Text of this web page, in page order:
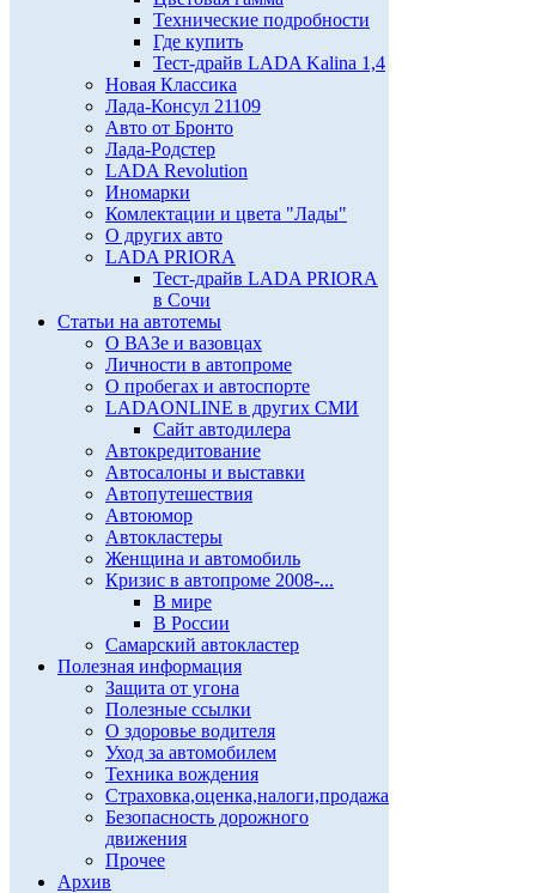
Технические подробности
Где купить
Тест-драйв LADA Kalina 1,4
Новая Классика
Лада-Консул 21109
Авто от Бронто
Лада-Родстер
LADA Revolution
Иномарки
Комлектации и цвета "Лады"
О других авто
LADA PRIORA
Тест-драйв LADA PRIORA
в Сочи
Статьи на автотемы
О ВАЗе и вазовцах
Личности в автопроме
О пробегах и автоспорте
LADAONLINE в других СМИ
Сайт автодилера
Автокредитование
Автосалоны и выставки
Автопутешествия
Автоюмор
Автокластеры
Женщина и автомобиль
Кризис в автопроме 2008-...
В мире
В России
Самарский автокластер
Полезная информация
Защита от угона
Полезные ссылки
О здоровье водителя
Уход за автомобилем
Техника вождения
Страховка,оценка,налоги,продажа
Безопасность дорожного
движения
Прочее
Архив